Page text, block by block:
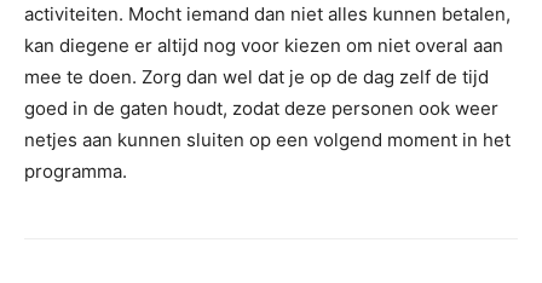
activiteiten. Mocht iemand dan niet alles kunnen betalen,
kan diegene er altijd nog voor kiezen om niet overal aan
mee te doen. Zorg dan wel dat je op de dag zelf de tijd
goed in de gaten houdt, zodat deze personen ook weer
netjes aan kunnen sluiten op een volgend moment in het
programma.